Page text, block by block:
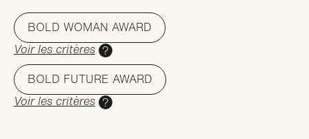
Masterclass Bold
Charte de
Collaboration
BOLD WOMAN AWARD
Voir les critères
BOLD FUTURE AWARD
Voir les critères